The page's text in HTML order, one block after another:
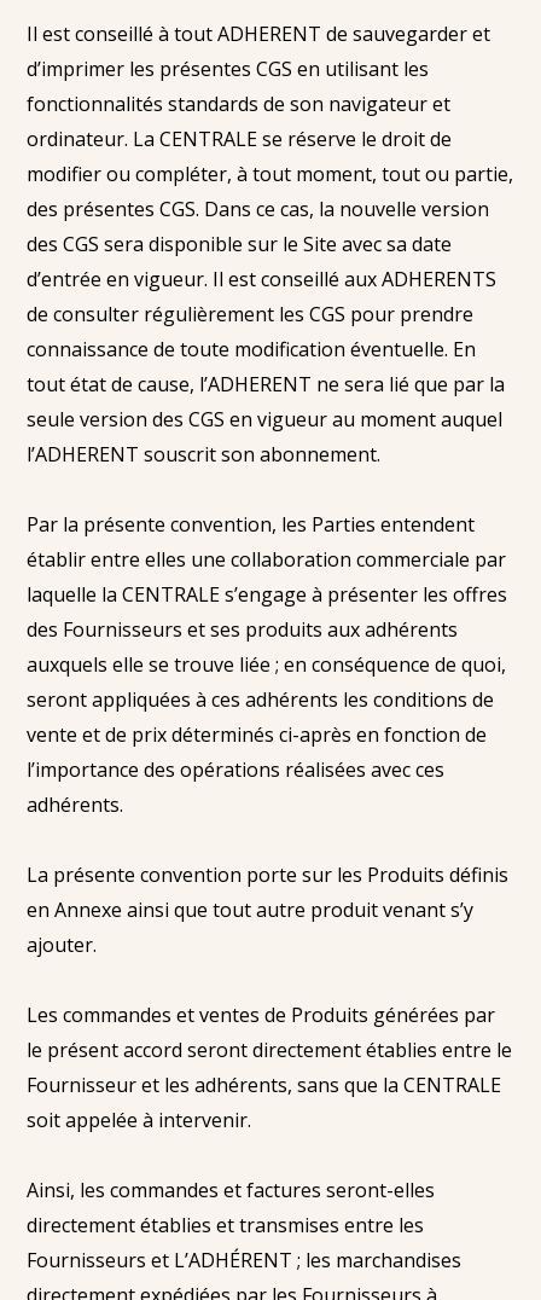
Il est conseillé à tout ADHERENT de sauvegarder et
d’imprimer les présentes CGS en utilisant les
fonctionnalités standards de son navigateur et
ordinateur. La CENTRALE se réserve le droit de
modifier ou compléter, à tout moment, tout ou partie,
des présentes CGS. Dans ce cas, la nouvelle version
des CGS sera disponible sur le Site avec sa date
d’entrée en vigueur. Il est conseillé aux ADHERENTS
de consulter régulièrement les CGS pour prendre
connaissance de toute modification éventuelle. En
tout état de cause, l’ADHERENT ne sera lié que par la
seule version des CGS en vigueur au moment auquel
l’ADHERENT souscrit son abonnement.
Par la présente convention, les Parties entendent
établir entre elles une collaboration commerciale par
laquelle la CENTRALE s’engage à présenter les offres
des Fournisseurs et ses produits aux adhérents
auxquels elle se trouve liée ; en conséquence de quoi,
seront appliquées à ces adhérents les conditions de
vente et de prix déterminés ci-après en fonction de
l’importance des opérations réalisées avec ces
adhérents.
La présente convention porte sur les Produits définis
en Annexe ainsi que tout autre produit venant s’y
ajouter.
Les commandes et ventes de Produits générées par
le présent accord seront directement établies entre le
Fournisseur et les adhérents, sans que la CENTRALE
soit appelée à intervenir.
Ainsi, les commandes et factures seront-elles
directement établies et transmises entre les
Fournisseurs et L’ADHÉRENT ; les marchandises